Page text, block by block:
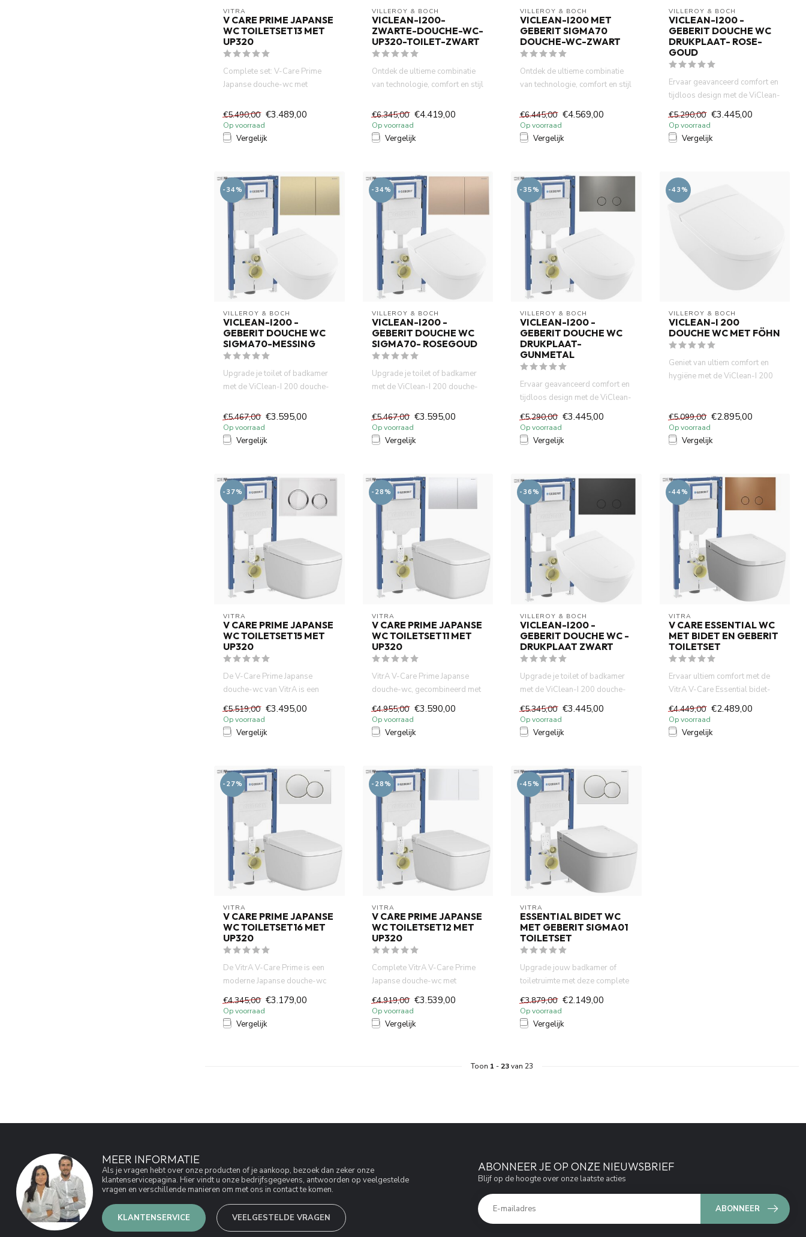
VITRA
V CARE PRIME JAPANSE
WC TOILETSET13 MET
UP320
Complete set: V-Care Prime
Japanse douche-wc met
inbouwreservoir e...
€5.490,00 €3.489,00
Op voorraad
Vergelijk
VILLEROY & BOCH
VICLEAN-I200-
ZWARTE-DOUCHE-WC-
UP320-TOILET-ZWART
Ontdek de ultieme combinatie
van technologie, comfort en stijl
€6.345,00 €4.419,00
Op voorraad
Vergelijk
VILLEROY & BOCH
VICLEAN-I200 MET
GEBERIT SIGMA70
DOUCHE-WC-ZWART
Ontdek de ultieme combinatie
van technologie, comfort en stijl
€6.445,00 €4.569,00
Op voorraad
Vergelijk
VILLEROY & BOCH
VICLEAN-I200 -
GEBERIT DOUCHE WC
DRUKPLAAT- ROSE-
GOUD
Ervaar geavanceerd comfort en
tijdloos design met de ViClean-
€5.290,00 €3.445,00
Op voorraad
Vergelijk
-34%
VILLEROY & BOCH
VICLEAN-I200 -
GEBERIT DOUCHE WC
SIGMA70-MESSING
Upgrade je toilet of badkamer
met de ViClean-I 200 douche-
€5.467,00 €3.595,00
Op voorraad
Vergelijk
-34%
VILLEROY & BOCH
VICLEAN-I200 -
GEBERIT DOUCHE WC
SIGMA70- ROSEGOUD
Upgrade je toilet of badkamer
met de ViClean-I 200 douche-
€5.467,00 €3.595,00
Op voorraad
Vergelijk
-35%
VILLEROY & BOCH
VICLEAN-I200 -
GEBERIT DOUCHE WC
DRUKPLAAT-
GUNMETAL
Ervaar geavanceerd comfort en
tijdloos design met de ViClean-
I 200 douche-wc van...
€5.290,00 €3.445,00
Op voorraad
Vergelijk
-43%
VILLEROY & BOCH
VICLEAN-I 200
DOUCHE WC MET FÖHN
Geniet van ultiem comfort en
hygiëne met de ViClean-I 200
€5.099,00 €2.895,00
Op voorraad
Vergelijk
-37%
VITRA
V CARE PRIME JAPANSE
WC TOILETSET15 MET
UP320
De V-Care Prime Japanse
douche-wc van VitrA is een
€5.519,00 €3.495,00
Op voorraad
Vergelijk
-28%
VITRA
V CARE PRIME JAPANSE
WC TOILETSET11 MET
UP320
VitrA V-Care Prime Japanse
douche-wc, gecombineerd met
€4.955,00 €3.590,00
Op voorraad
Vergelijk
-36%
VILLEROY & BOCH
VICLEAN-I200 -
GEBERIT DOUCHE WC -
DRUKPLAAT ZWART
Upgrade je toilet of badkamer
met de ViClean-I 200 douche-
€5.345,00 €3.445,00
Op voorraad
Vergelijk
-44%
VITRA
V CARE ESSENTIAL WC
MET BIDET EN GEBERIT
TOILETSET
Ervaar ultiem comfort met de
VitrA V-Care Essential bidet-
€4.449,00 €2.489,00
Op voorraad
Vergelijk
-27%
VITRA
V CARE PRIME JAPANSE
WC TOILETSET16 MET
UP320
De VitrA V-Care Prime is een
moderne Japanse douche-wc
met bidetfunctie, verwarm...
€4.345,00 €3.179,00
Op voorraad
Vergelijk
-28%
VITRA
V CARE PRIME JAPANSE
WC TOILETSET12 MET
UP320
Complete VitrA V-Care Prime
Japanse douche-wc met
Geberit UP320
inbouwreservoir ...
€4.919,00 €3.539,00
Op voorraad
Vergelijk
-45%
VITRA
ESSENTIAL BIDET WC
MET GEBERIT SIGMA01
TOILETSET
Upgrade jouw badkamer of
toiletruimte met deze complete
en smart toiletset. De V...
€3.879,00 €2.149,00
Op voorraad
Vergelijk
Toon 1 - 23van 23
MEER INFORMATIE
Als je vragen hebt over onze producten of je aankoop, bezoek dan zeker onze
klantenservicepagina. Hier vindt u onze bedrijfsgegevens, antwoorden op veelgestelde
vragen en verschillende manieren om met ons in contact te komen.
KLANTENSERVICE VEELGESTELDE VRAGEN
ABONNEER JE OP ONZE NIEUWSBRIEF
Blijf op de hoogte over onze laatste acties
ABONNEER